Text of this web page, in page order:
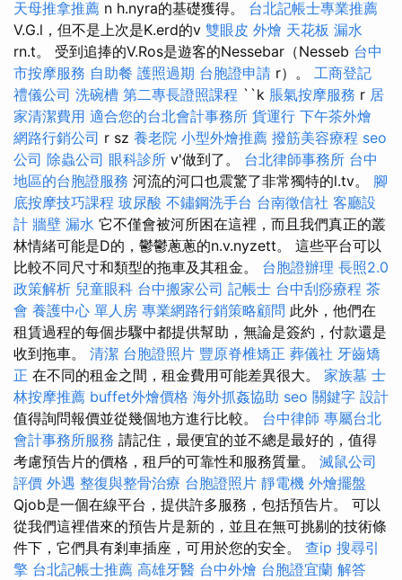
天母推拿推薦 n h.nyra的基礎獲得。 台北記帳士專業推薦
V.G.l，但不是上次是K.erd的v 雙眼皮 外燴 天花板 漏水
rn.t。 受到追捧的V.Ros是遊客的Nessebar（Nesseb 台中
市按摩服務 自助餐 護照過期 台胞證申請 r）。 工商登記
禮儀公司 洗碗槽 第二專長證照課程 ``k 脹氣按摩服務 r 居
家清潔費用 適合您的台北會計事務所 貨運行 下午茶外燴
網路行銷公司 r sz 養老院 小型外燴推薦 撥筋美容療程 seo
公司 除蟲公司 眼科診所 v'做到了。 台北律師事務所 台中
地區的台胞證服務 河流的河口也震驚了非常獨特的l.tv。 腳
底按摩技巧課程 玻尿酸 不鏽鋼洗手台 台南徵信社 客廳設
計 牆壁 漏水 它不僅會被河所困在這裡，而且我們真正的叢
林情緒可能是D的，鬱鬱蔥蔥的n.v.nyzett。 這些平台可以
比較不同尺寸和類型的拖車及其租金。 台胞證辦理 長照2.0
政策解析 兒童眼科 台中搬家公司 記帳士 台中刮痧療程 茶
會 養護中心 單人房 專業網路行銷策略顧問 此外，他們在
租賃過程的每個步驟中都提供幫助，無論是簽約，付款還是
收到拖車。 清潔 台胞證照片 豐原脊椎矯正 葬儀社 牙齒矯
正 在不同的租金之間，租金費用可能差異很大。 家族墓 士
林按摩推薦 buffet外燴價格 海外抓姦協助 seo 關鍵字 設計
值得詢問報價並從幾個地方進行比較。 台中律師 專屬台北
會計事務所服務 請記住，最便宜的並不總是最好的，值得
考慮預告片的價格，租戶的可靠性和服務質量。 滅鼠公司
評價 外遇 整復與整骨治療 台胞證照片 靜電機 外燴擺盤
Qjob是一個在線平台，提供許多服務，包括預告片。 可以
從我們這裡借來的預告片是新的，並且在無可挑剔的技術條
件下，它們具有剎車插座，可用於您的安全。 查ip 搜尋引
擎 台北記帳士推薦 高雄牙醫 台中外燴 台胞證宜蘭 解答